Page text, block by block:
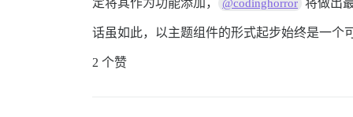
定将其作为功能添加，
@codinghorror 将做出
话虽如此，以主题组件的形式起步始终是一个
2 个赞